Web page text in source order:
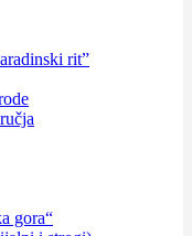
rit”
gora“